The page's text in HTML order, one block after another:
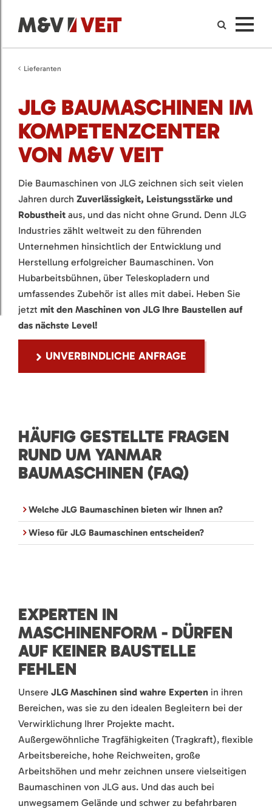
Lieferanten
JLG BAUMASCHINEN IM
KOMPETENZCENTER
VON M&V VEIT
Die Baumaschinen von JLG zeichnen sich seit vielen
Jahren durch Zuverlässigkeit, Leistungsstärke und
Robustheit aus, und das nicht ohne Grund. Denn JLG
Industries zählt weltweit zu den führenden
Unternehmen hinsichtlich der Entwicklung und
Herstellung erfolgreicher Baumaschinen. Von
Hubarbeitsbühnen, über Teleskopladern und
umfassendes Zubehör ist alles mit dabei. Heben Sie
jetzt mit den Maschinen von JLG Ihre Baustellen auf
das nächste Level!
UNVERBINDLICHE ANFRAGE
HÄUFIG GESTELLTE FRAGEN
RUND UM YANMAR
BAUMASCHINEN (FAQ)
Welche JLG Baumaschinen bieten wir Ihnen an?
Wieso für JLG Baumaschinen entscheiden?
EXPERTEN IN
MASCHINENFORM - DÜRFEN
AUF KEINER BAUSTELLE
FEHLEN
Unsere JLG Maschinen sind wahre Experten in ihren
Bereichen, was sie zu den idealen Begleitern bei der
Verwirklichung Ihrer Projekte macht.
Außergewöhnliche Tragfähigkeiten (Tragkraft), flexible
Arbeitsbereiche, hohe Reichweiten, große
Arbeitshöhen und mehr zeichnen unsere vielseitigen
Baumaschinen von JLG aus. Und das auch bei
unwegsamem Gelände und schwer zu befahrbaren